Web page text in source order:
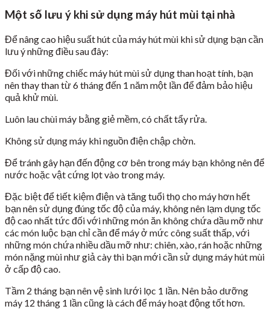
Một số lưu ý khi sử dụng máy hút mùi tại nhà
Để nâng cao hiệu suất hút của máy hút mùi khi sử dụng bạn cần
lưu ý những điều sau đây:
Đối với những chiếc máy hút mùi sử dụng than hoạt tính, bạn
nên thay than từ 6 tháng đến 1 năm một lần để đảm bảo hiệu
quả khử mùi.
Luôn lau chùi máy bằng giẻ mềm, có chất tẩy rửa.
Không sử dụng máy khi nguồn điện chập chờn.
Để tránh gây hạn đến động cơ bên trong máy bạn không nên để
nước hoặc vật cứng lọt vào trong máy.
Đặc biệt để tiết kiệm điện và tăng tuổi thọ cho máy hơn hết
bạn nên sử dụng đúng tốc độ của máy, không nên lạm dụng tốc
độ cao nhất tức đối với những món ăn không chứa dầu mỡ như
các món luộc bạn chỉ cần để máy ở mức công suất thấp, với
những món chứa nhiều dầu mỡ như: chiên, xào, rán hoặc những
món nặng mùi như giả cày thì bạn mới cần sử dụng máy hút mùi
ở cấp độ cao.
Tầm 2 tháng bạn nên vệ sinh lưới lọc 1 lần. Nên bảo dưỡng
máy 12 tháng 1 lần cũng là cách để máy hoạt động tốt hơn.